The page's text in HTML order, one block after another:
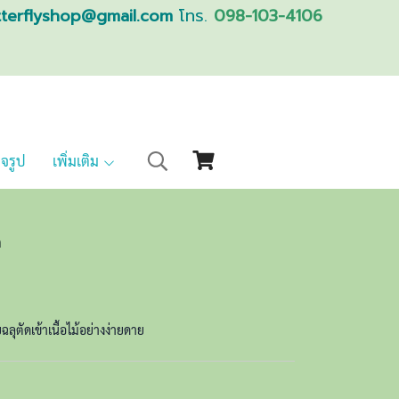
โทร. 098-103-4106
รูป เพิ่มเติม
ตัดเข้าเนื้อไม้อย่างง่ายดาย